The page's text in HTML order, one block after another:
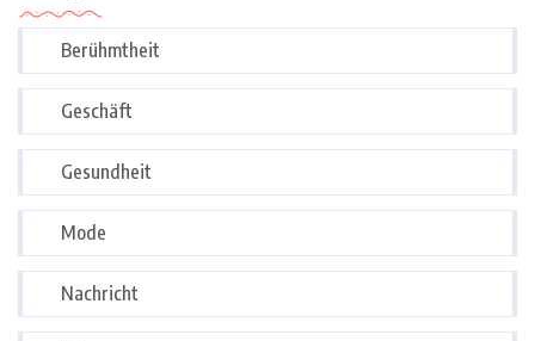
Berühmtheit
Geschäft
Gesundheit
Mode
Nachricht